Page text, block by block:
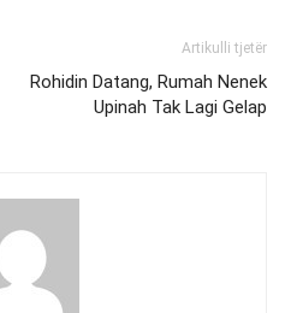
Artikulli tjetër
Rohidin Datang, Rumah Nenek
Upinah Tak Lagi Gelap